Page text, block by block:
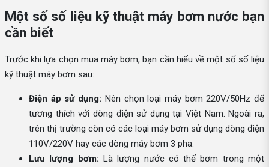
Một số số liệu kỹ thuật máy bơm nước bạn
cần biết
Trước khi lựa chọn mua máy bơm, bạn cần hiểu về một số số liệu
kỹ thuật máy bơm sau:
Điện áp sử dụng: Nên chọn loại máy bơm 220V/50Hz để
tương thích với dòng điện sử dụng tại Việt Nam. Ngoài ra,
trên thị trường còn có các loại máy bơm sử dụng dòng điện
110V/220V hay các dòng máy bơm 3 pha.
Lưu lượng bơm: Là lượng nước có thể bơm trong một